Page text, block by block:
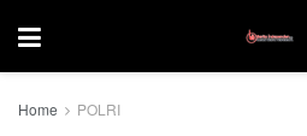
Home POLRI